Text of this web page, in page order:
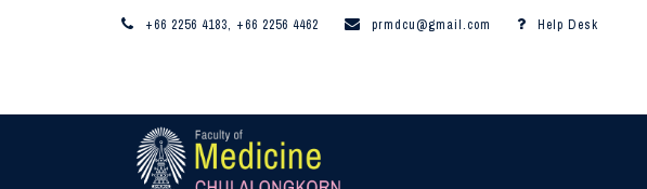
+66 2256 4183, +66 2256 4462 prmdcu@gmail.com Help Desk